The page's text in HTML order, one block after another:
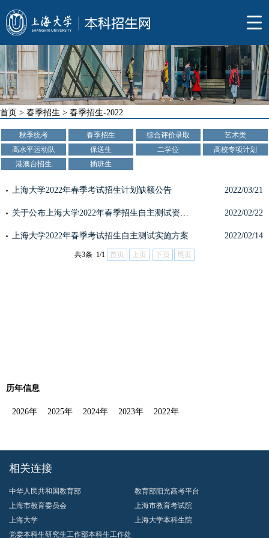
首页 > 春季招生 > 春季招生-2022
秋季统考 春季招生 综合评价录取
艺术类
高水平运动队
保送生 二学位
高校专项计划
港澳台招生
插班生
上海大学2022年春季考试招生计划缺额公告 2022/03/21
关于公布上海大学2022年春季招生自主测试资格线的通知 2022/02/22
上海大学2022年春季考试招生自主测试实施方案 2022/02/14
共3条 1/1 首页 上页 下页 尾页
历年信息
2026年 2025年 2024年 2023年 2022年
相关连接
中华人民共和国教育部
教育部阳光高考平台
上海市教育委员会
上海市教育考试院
上海大学
上海大学本科生院
党委本科生研究生工作部本科生工作处